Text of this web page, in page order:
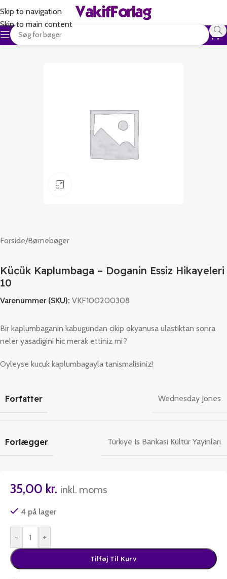
Skip to navigation
Skip to main content
Forside/Børnebøger
Kücük Kaplumbaga – Doganin Essiz Hikayeleri
10
Varenummer (SKU): VKF100200308
Bir kaplumbaganin kabugundan cikip okyanusa ulastiktan sonra
neler yasadigini hic merak ettiniz mi?
Oyleyse kucuk kaplumbagayla tanismalisiniz!
Forfatter Wednesday Jones
Forlægger Türkiye Is Bankasi Kültür Yayinlari
35,00 kr. inkl. moms
4 på lager
- +
Tilføj Til Kurv